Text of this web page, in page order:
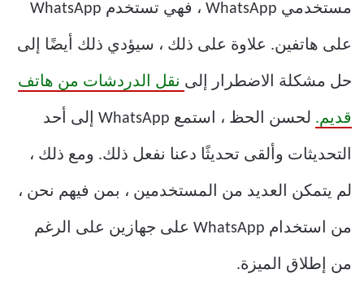
مستخدمي WhatsApp ، فهي تستخدم WhatsApp
على هاتفين. علاوة على ذلك ، سيؤدي ذلك أيضًا إلى
حل مشكلة الاضطرار إلى نقل الدردشات من هاتف
قديم. لحسن الحظ ، استمع WhatsApp إلى أحد
التحديثات وألقى تحديثًا دعنا نفعل ذلك. ومع ذلك ،
لم يتمكن العديد من المستخدمين ، بمن فيهم نحن ،
من استخدام WhatsApp على جهازين على الرغم
من إطلاق الميزة.